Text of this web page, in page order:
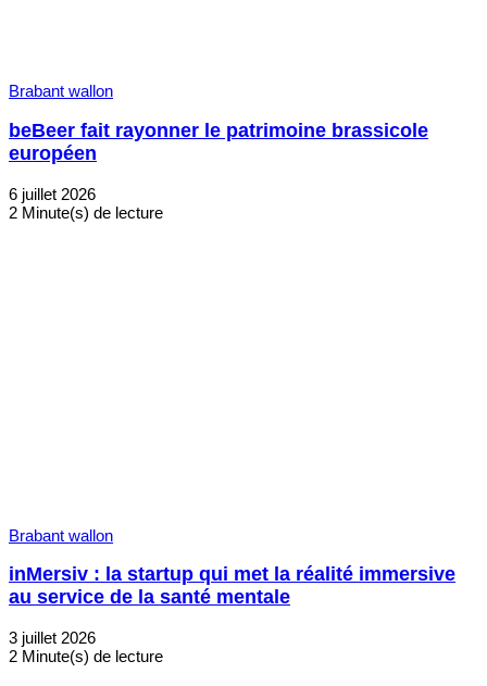
Brabant wallon
beBeer fait rayonner le patrimoine brassicole
européen
6 juillet 2026
2 Minute(s) de lecture
Brabant wallon
inMersiv : la startup qui met la réalité immersive
au service de la santé mentale
3 juillet 2026
2 Minute(s) de lecture